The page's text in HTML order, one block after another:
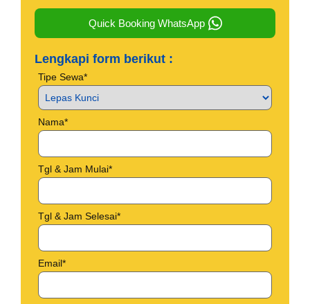
Quick Booking WhatsApp
Lengkapi form berikut :
Tipe Sewa*
Nama*
Tgl & Jam Mulai*
Tgl & Jam Selesai*
Email*